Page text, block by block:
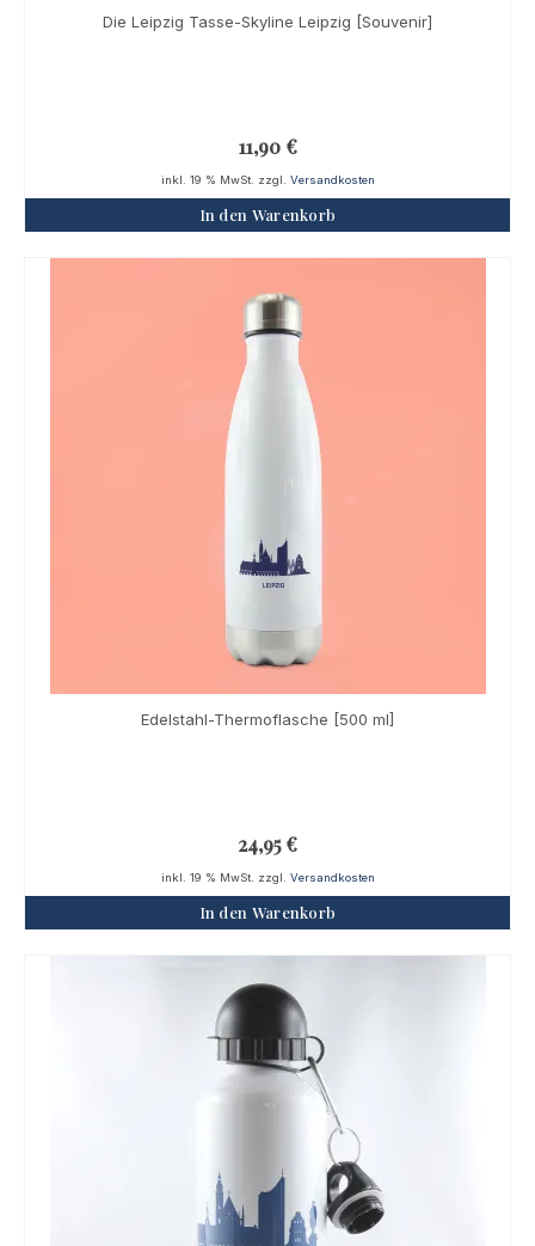
Die Leipzig Tasse-Skyline Leipzig [Souvenir]
11,90 €
inkl. 19 % MwSt. zzgl. Versandkosten
In den Warenkorb
Edelstahl-Thermoflasche [500 ml]
24,95€
inkl. 19 % MwSt. zzgl. Versandkosten
In den Warenkorb